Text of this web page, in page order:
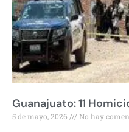
Guanajuato: 11
5 de mayo, 2026 No hay